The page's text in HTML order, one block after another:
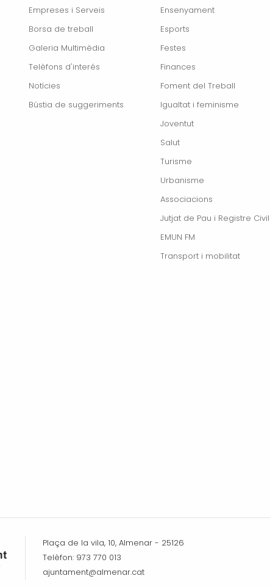
Empreses i Serveis
Borsa de treball
Galeria Multimèdia
Telèfons d'interés
Notícies
Bústia de suggeriments
Ensenyament
Esports
Festes
Finances
Foment del Treball
Igualtat i feminisme
Joventut
Salut
Turisme
Urbanisme
Associacions
Jutjat de Pau i Registre Civil
EMUN FM
Transport i mobilitat
Plaça de la vila, 10, Almenar - 25126
Telèfon: 973 770 013
ajuntament@almenar.cat